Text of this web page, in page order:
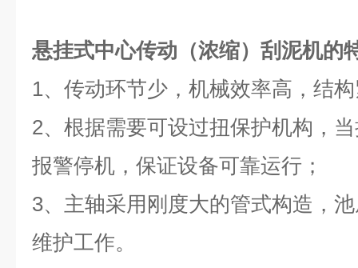
悬挂式中心传动（浓缩）刮泥机的
1、传动环节少，机械效率高，结
2、根据需要可设过扭保护机构，
报警停机，保证设备可靠运行；
3、主轴采用刚度大的管式构造，
维护工作。